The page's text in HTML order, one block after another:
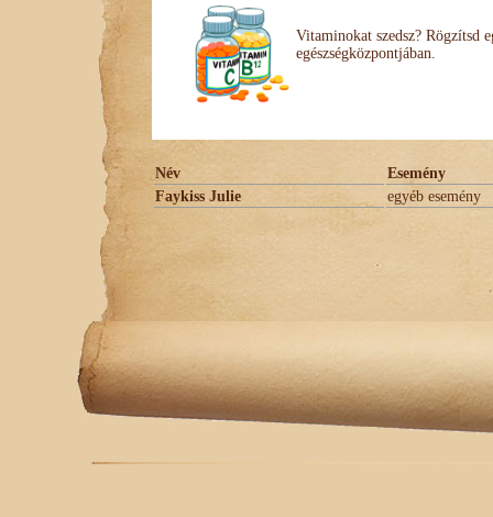
Vitaminokat szedsz? Rögzítsd
egészségközpontjában.
Név
Esemény
Faykiss Julie
egyéb esemény